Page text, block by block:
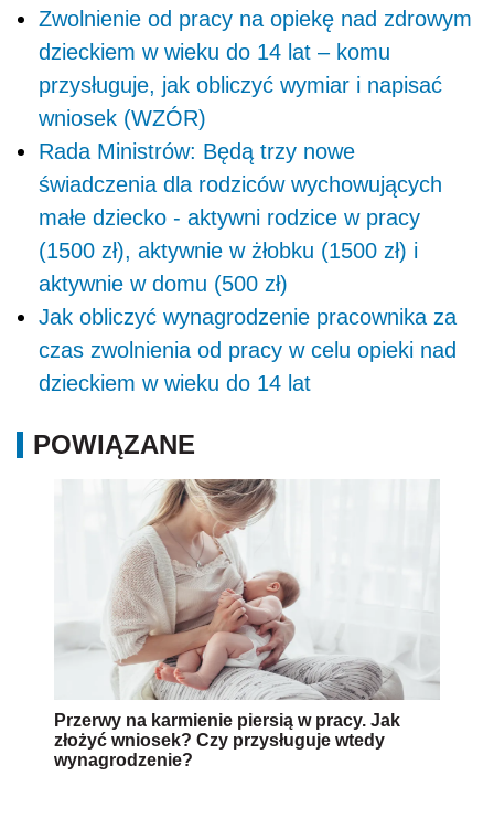
Zwolnienie od pracy na opiekę nad zdrowym
dzieckiem w wieku do 14 lat – komu
przysługuje, jak obliczyć wymiar i napisać
wniosek (WZÓR)
Rada Ministrów: Będą trzy nowe
świadczenia dla rodziców wychowujących
małe dziecko - aktywni rodzice w pracy
(1500 zł), aktywnie w żłobku (1500 zł) i
aktywnie w domu (500 zł)
Jak obliczyć wynagrodzenie pracownika za
czas zwolnienia od pracy w celu opieki nad
dzieckiem w wieku do 14 lat
POWIĄZANE
Przerwy na karmienie piersią w pracy. Jak
złożyć wniosek? Czy przysługuje wtedy
wynagrodzenie?